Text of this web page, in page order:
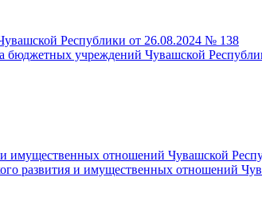
Республики от 26.08.2024 № 138
учреждений Чувашской
имущественных отношений Чувашской
развития и имущественных отношений